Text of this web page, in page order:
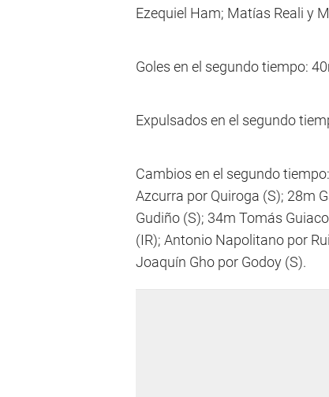
Ezequiel Ham; Matías Reali y
Goles en el segundo tiempo:
Expulsados en el segundo
Cambios en el segundo
Azcurra por Quiroga (S); 28m
Gudiño (S); 34m Tomás
(IR); Antonio Napolitano por
Joaquín Gho por Godoy (S).